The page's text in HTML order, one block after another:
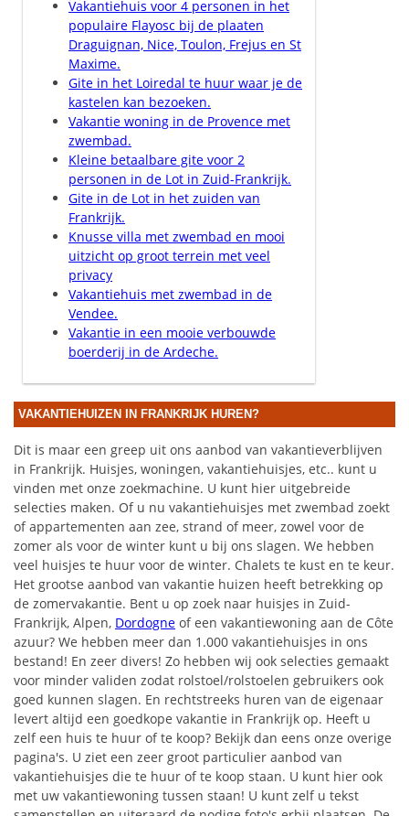
Vakantiehuis voor 4 personen in het
populaire Flayosc bij de plaaten
Draguignan, Nice, Toulon, Frejus en St
Maxime.
Gite in het Loiredal te huur waar je de
kastelen kan bezoeken.
Vakantie woning in de Provence met
zwembad.
Kleine betaalbare gite voor 2
personen in de Lot in Zuid-Frankrijk.
Gite in de Lot in het zuiden van
Frankrijk.
Knusse villa met zwembad en mooi
uitzicht op groot terrein met veel
privacy
Vakantiehuis met zwembad in de
Vendee.
Vakantie in een mooie verbouwde
boerderij in de Ardeche.
VAKANTIEHUIZEN IN FRANKRIJK HUREN?
Dit is maar een greep uit ons aanbod van vakantieverblijven
in Frankrijk. Huisjes, woningen, vakantiehuisjes, etc.. kunt u
vinden met onze zoekmachine. U kunt hier uitgebreide
selecties maken. Of u nu vakantiehuisjes met zwembad zoekt
of appartementen aan zee, strand of meer, zowel voor de
zomer als voor de winter kunt u bij ons slagen. We hebben
veel huisjes te huur voor de winter. Chalets te kust en te keur.
Het grootse aanbod van vakantie huizen heeft betrekking op
de zomervakantie. Bent u op zoek naar huisjes in Zuid-
Frankrijk, Alpen, Dordogne of een vakantiewoning aan de Côte
azuur? We hebben meer dan 1.000 vakantiehuisjes in ons
bestand! En zeer divers! Zo hebben wij ook selecties gemaakt
voor minder validen zodat rolstoel/rolstoelen gebruikers ook
goed kunnen slagen. En rechtstreeks huren van de eigenaar
levert altijd een goedkope vakantie in Frankrijk op. Heeft u
zelf een huis te huur of te koop? Bekijk dan eens onze overige
pagina's. U ziet een zeer groot particulier aanbod van
vakantiehuisjes die te huur of te koop staan. U kunt hier ook
met uw vakantiewoning tussen staan! U kunt zelf u tekst